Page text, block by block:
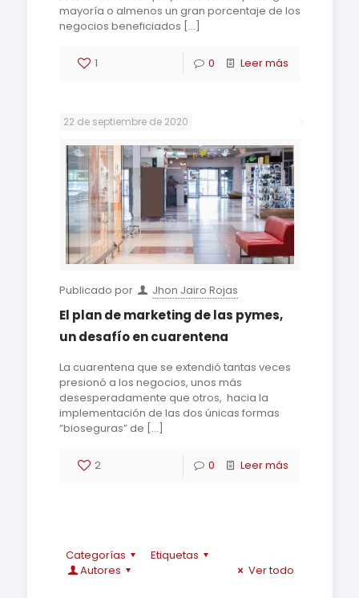
mayoría o almenos un gran porcentaje de los
negocios beneficiados […]
1 0 Leer más
22 de septiembre de 2020
Publicado por Jhon Jairo Rojas
El plan de marketing de las pymes,
un desafío en cuarentena
La cuarentena que se extendió tantas veces
presionó a los negocios, unos más
desesperadamente que otros, hacia la
implementación de las dos únicas formas
“bioseguras” de […]
2 0 Leer más
Categorías
Etiquetas
Autores
Ver todo
El cliente casi NUNCA
Naming: el proceso de
Como crear una gran
marca: la
Jhon Jairo Rojas
Jhon Jairo Rojas 0
Las marcas cobran